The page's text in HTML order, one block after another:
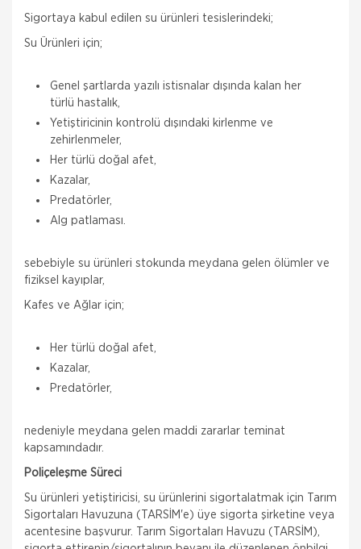
Sigortaya kabul edilen su ürünleri tesislerindeki;
Su Ürünleri için;
Genel şartlarda yazılı istisnalar dışında kalan her
türlü hastalık,
Yetiştiricinin kontrolü dışındaki kirlenme ve
zehirlenmeler,
Her türlü doğal afet,
Kazalar,
Predatörler,
Alg patlaması.
sebebiyle su ürünleri stokunda meydana gelen ölümler ve
fiziksel kayıplar,
Kafes ve Ağlar için;
Her türlü doğal afet,
Kazalar,
Predatörler,
nedeniyle meydana gelen maddi zararlar teminat
kapsamındadır.
Poliçeleşme Süreci
Su ürünleri yetiştiricisi, su ürünlerini sigortalatmak için Tarım
Sigortaları Havuzuna (TARSİM'e) üye sigorta şirketine veya
acentesine başvurur. Tarım Sigortaları Havuzu (TARSİM),